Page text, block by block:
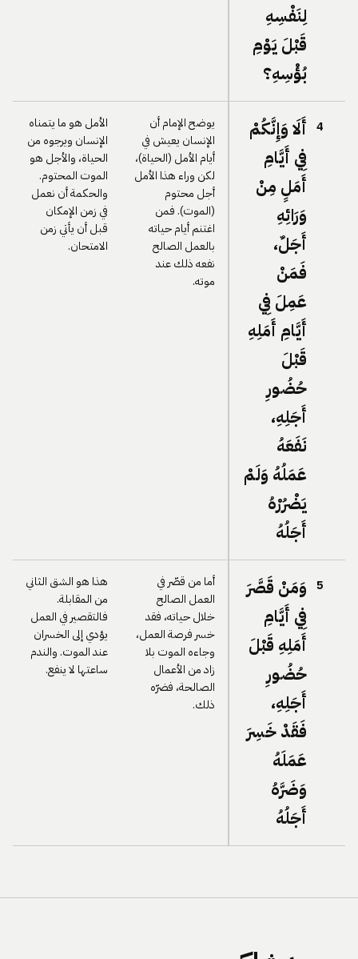
لِنَفْسِهِ
قَبْلَ يَوْمِ
بُؤْسِهِ؟
4
أَلَا وَإِنَّكُمْ
فِي أَيَّامِ
أَمَلٍ مِنْ
وَرَائِهِ
أَجَلٌ،
فَمَنْ
عَمِلَ فِي
أَيَّامِ أَمَلِهِ
قَبْلَ
حُضُورِ
أَجَلِهِ،
نَفَعَهُ
عَمَلُهُ وَلَمْ
يَضْرُرْهُ
أَجَلُهُ
يوضح الإمام أن
الإنسان يعيش في
أيام الأمل (الحياة)،
لكن وراء هذا الأمل
أجل محتوم
(الموت). فمن
اغتنم أيام حياته
بالعمل الصالح
نفعه ذلك عند
موته.
الأمل هو ما يتمناه
الإنسان ويرجوه من
الحياة، والأجل هو
الموت المحتوم.
والحكمة أن نعمل
في زمن الإمكان
قبل أن يأتي زمن
الامتحان.
5
وَمَنْ قَصَّرَ
فِي أَيَّامِ
أَمَلِهِ قَبْلَ
حُضُورِ
أَجَلِهِ،
فَقَدْ خَسِرَ
عَمَلَهُ
وَضَرَّهُ
أَجَلُهُ
أما من قصّر في
العمل الصالح
خلال حياته، فقد
خسر فرصة العمل،
وجاءه الموت بلا
زاد من الأعمال
الصالحة، فضرّه
ذلك.
هذا هو الشق الثاني
من المقابلة.
فالتقصير في العمل
يؤدي إلى الخسران
عند الموت. والندم
ساعتها لا ينفع.